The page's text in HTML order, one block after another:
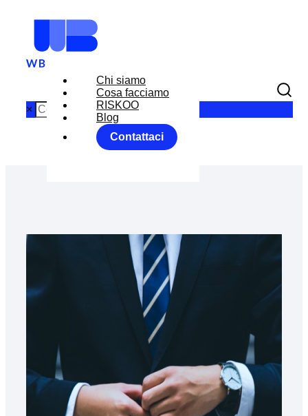
Chi siamo
Cosa facciamo
RISKOO
Blog
Contattaci
×